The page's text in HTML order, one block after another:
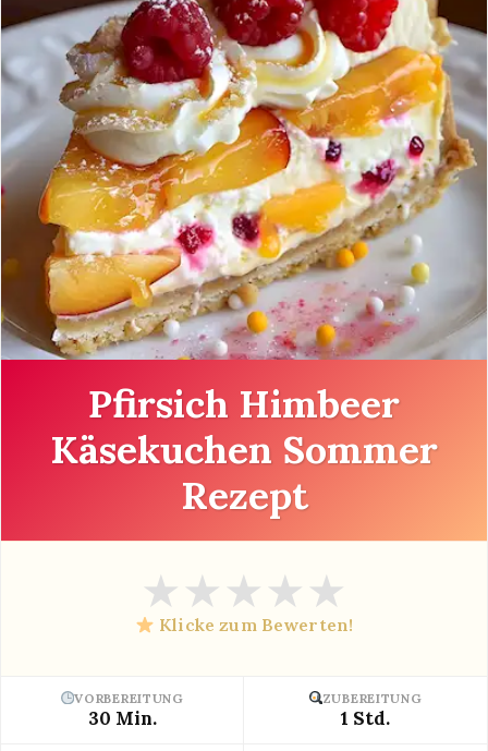
Pfirsich Himbeer
Käsekuchen Sommer
Rezept
★★★★★
Klicke zum Bewerten!
VORBEREITUNG
30 Min.
ZUBEREITUNG
1 Std.